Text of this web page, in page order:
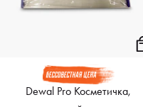
Dewal Pro Косметичка,